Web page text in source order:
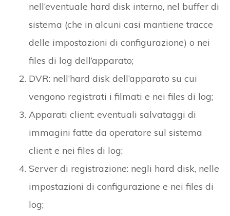
nell’eventuale hard disk interno, nel buffer di
sistema (che in alcuni casi mantiene tracce
delle impostazioni di configurazione) o nei
files di log dell’apparato;
DVR: nell’hard disk dell’apparato su cui
vengono registrati i filmati e nei files di log;
Apparati client: eventuali salvataggi di
immagini fatte da operatore sul sistema
client e nei files di log;
Server di registrazione: negli hard disk, nelle
impostazioni di configurazione e nei files di
log;